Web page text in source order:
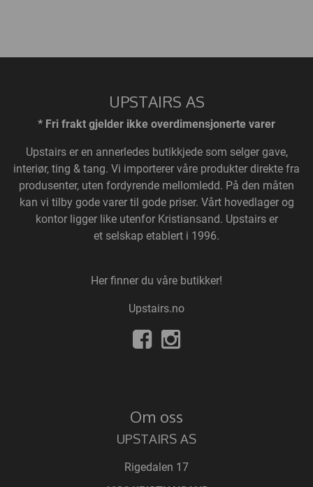
UPSTAIRS AS
* Fri frakt gjelder ikke overdimensjonerte varer
Upstairs er en annerledes butikkjede som selger gave,
interiør, ting & tang. Vi importerer våre produkter direkte fra
produsenter, uten fordyrende mellomledd. På den måten
kan vi tilby gode varer til gode priser. Vårt hovedlager og
kontor ligger like utenfor Kristiansand. Upstairs er
et selskap etablert i 1996.
Her finner du våre butikker!
Upstairs.no
Om oss
UPSTAIRS AS
Rigedalen 17